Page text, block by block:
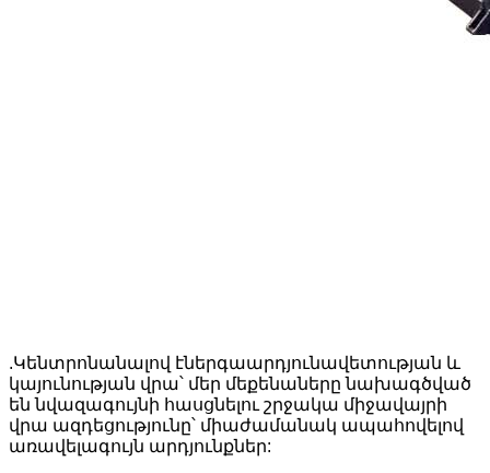
.Կենտրոնանալով էներգաարդյունավետության և
կայունության վրա՝ մեր մեքենաները նախագծված
են նվազագույնի հասցնելու շրջակա միջավայրի
վրա ազդեցությունը՝ միաժամանակ ապահովելով
առավելագույն արդյունքներ: